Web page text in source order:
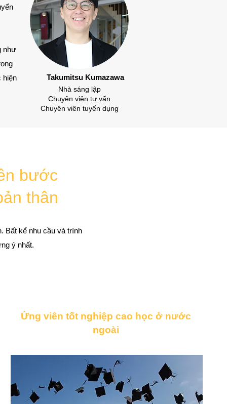
như
hiện
Takumitsu Kumazawa
Nhà sáng lập
Chuyên viên tư vấn
Chuyên viên tuyển dụng
bước
thân
Bất kể nhu cầu và trình
ý nhất.
Ứng viên tốt nghiệp cao học ở nước
ngoài